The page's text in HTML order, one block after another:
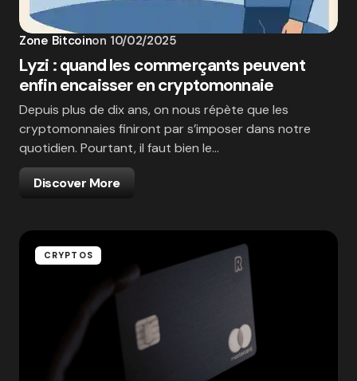
Zone Bitcoinon 10/02/2025
Lyzi : quand les commerçants peuvent
enfin encaisser en cryptomonnaie
Depuis plus de dix ans, on nous répète que les
cryptomonnaies finiront par s’imposer dans notre
quotidien. Pourtant, il faut bien le…
Discover More
CRYPTOS